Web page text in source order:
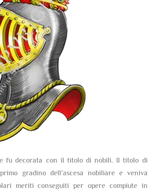
fu decorata con il titolo di nobili. Il titolo di
gradino dell’ascesa nobiliare e veniva
meriti conseguiti per opere compiute in